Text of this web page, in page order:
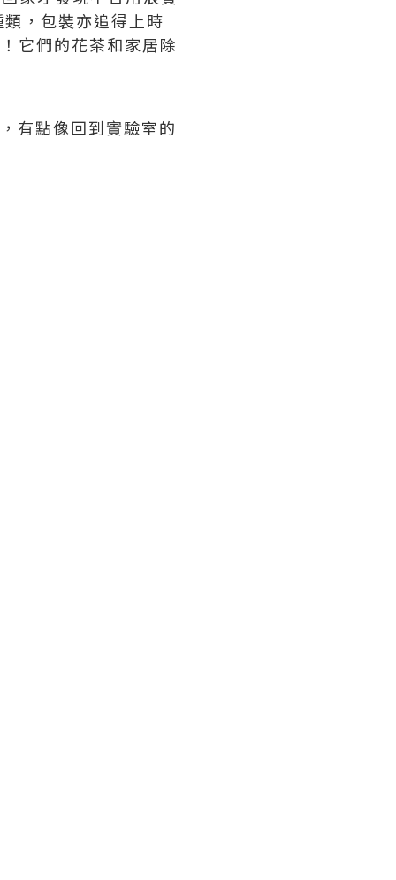
，包裝亦追得上時
它們的花茶和家居除
有點像回到實驗室的